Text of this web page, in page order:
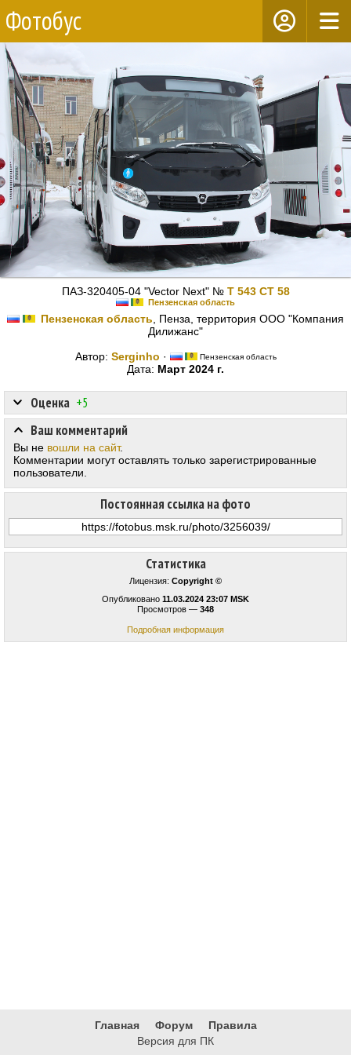
Фотобус
ПАЗ-320405-04 "Vector Next" № Т 543 СТ 58
Пензенская область
Пензенская область , Пенза, территория ООО "Компания
Дилижанс"
Автор: Serginho · Пензенская область
Дата: Март 2024 г.
Статистика
Лицензия: Copyright ©
Опубликовано 11.03.2024 23:07 MSK
Просмотров — 348
Подробная информация
Оценка +5
Постоянная ссылка на фото
Ваш комментарий
Вы не вошли на сайт.
Комментарии могут оставлять только зарегистрированные
пользователи.
Главная Форум
Правила
Версия для ПК